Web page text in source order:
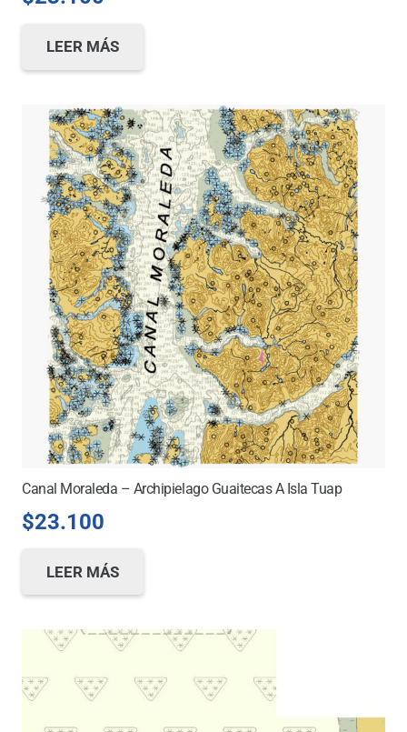
LEER MÁS
Canal Moraleda – Archipielago Guaitecas A Isla Tuap
$23.100
LEER MÁS